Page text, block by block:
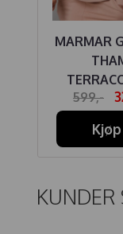
MARMAR
599,-
Kjøp
KUNDER